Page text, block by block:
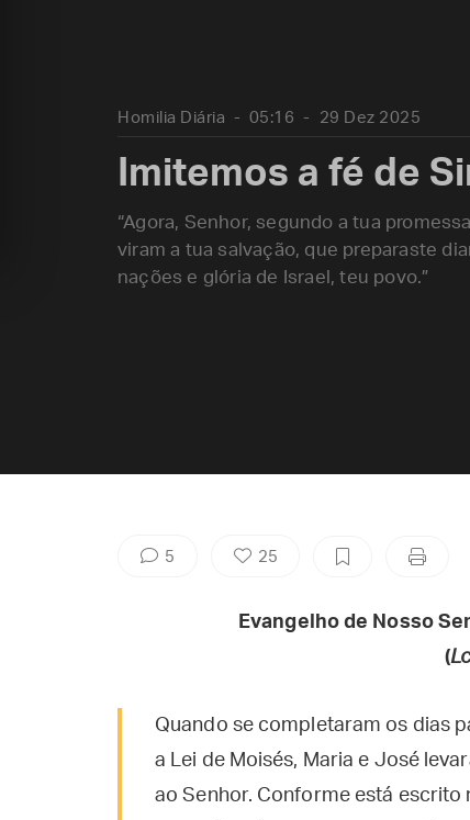
Homilia Diária 05:16 29 Dez 2025
Imitemos a fé de
“Agora, Senhor, segundo a tua
viram a tua salvação, que preparaste
nações e glória de Israel, teu povo.”
5 25
Evangelho de Nosso
(
Quando se completaram os dias
a Lei de Moisés, Maria e José
ao Senhor. Conforme está escrito